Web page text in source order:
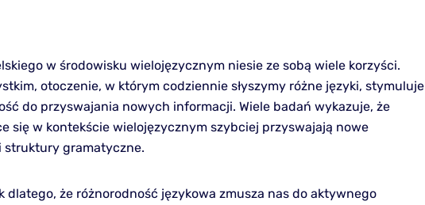
w środowisku wielojęzycznym niesie ze sobą wiele korzyści.
otoczenie, w którym codziennie słyszymy różne języki, stymuluje
do przyswajania nowych informacji. Wiele badań wykazuje, że
się w kontekście wielojęzycznym szybciej przyswajają nowe
struktury gramatyczne.
dlatego, że różnorodność językowa zmusza nas do aktywnego